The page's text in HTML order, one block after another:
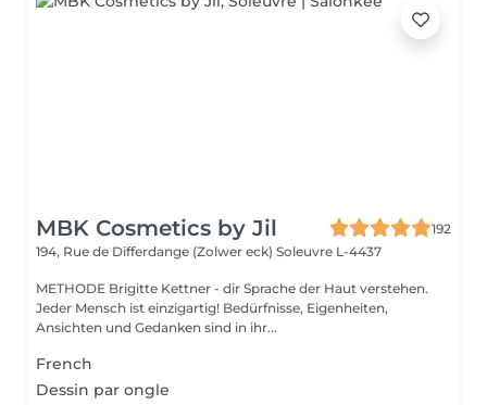
MBK Cosmetics by Jil
192
194, Rue de Differdange (Zolwer eck) Soleuvre L-4437
METHODE Brigitte Kettner - dir Sprache der Haut verstehen.
Jeder Mensch ist einzigartig! Bedürfnisse, Eigenheiten,
Ansichten und Gedanken sind in ihr...
French
Dessin par ongle